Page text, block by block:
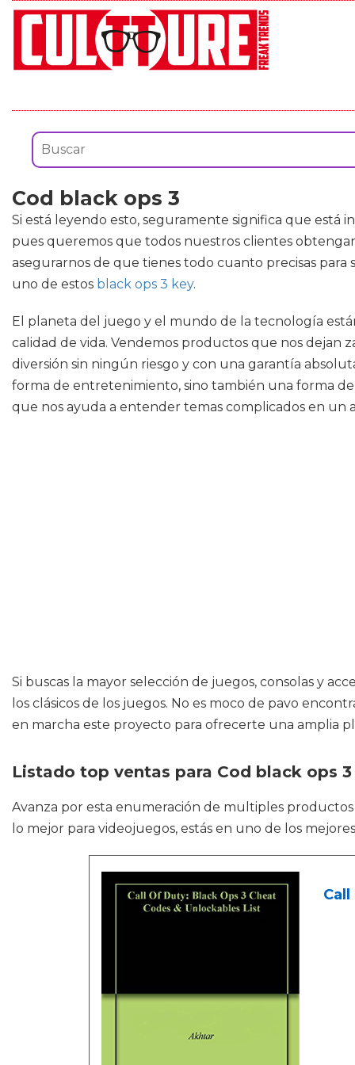
Cod black ops 3
Si está leyendo esto, seguramente significa que está
pues queremos que todos nuestros clientes
asegurarnos de que tienes todo cuanto precisas
uno de estos black ops 3 key.
El planeta del juego y el mundo de la tecnología
calidad de vida. Vendemos productos que nos
diversión sin ningún riesgo y con una garantía
forma de entretenimiento, sino también una forma
que nos ayuda a entender temas complicados en un
Si buscas la mayor selección de juegos, consolas y
los clásicos de los juegos. No es moco de pavo
en marcha este proyecto para ofrecerte una amplia
Listado top ventas para Cod black ops 3
Avanza por esta enumeración de multiples
lo mejor para videojuegos, estás en uno de los